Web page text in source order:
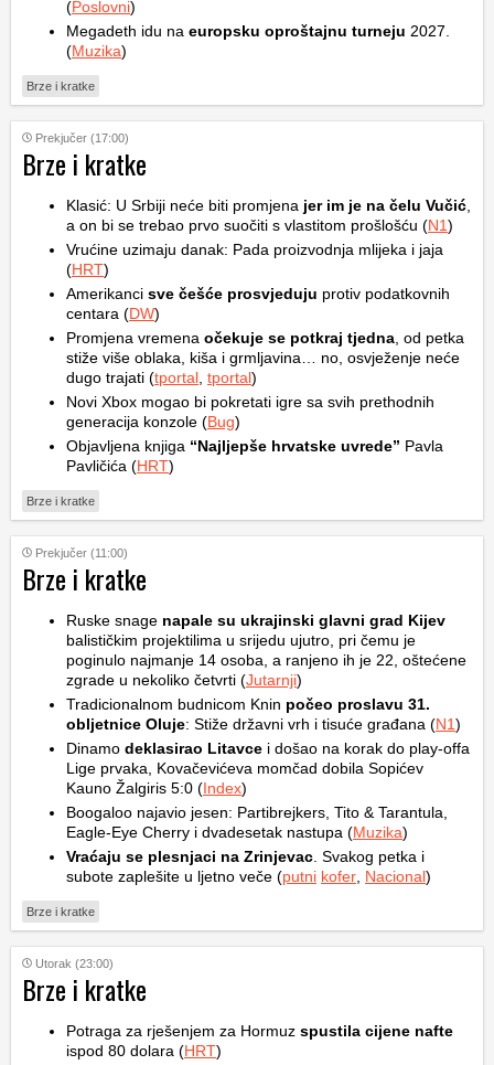
(Poslovni)
Megadeth idu na europsku oproštajnu turneju 2027.
(Muzika)
Brze i kratke
Prekjučer (17:00)
Brze i kratke
Klasić: U Srbiji neće biti promjena jer im je na čelu Vučić
a on bi se trebao prvo suočiti s vlastitom prošlošću (N1)
Vrućine uzimaju danak: Pada proizvodnja mlijeka i jaja
(HRT)
Amerikanci sve češće prosvjeduju protiv podatkovnih
centara (DW)
Promjena vremena očekuje se potkraj tjedna , od petka
stiže više oblaka, kiša i grmljavina… no, osvježenje neće
dugo trajati (tportal tportal)
Novi Xbox mogao bi pokretati igre sa svih prethodnih
generacija konzole (Bug)
Objavljena knjiga “Najljepše hrvatske uvrede” Pavla
Pavličića (HRT)
Brze i kratke
Prekjučer (11:00)
Brze i kratke
Ruske snage napale su ukrajinski glavni grad Kijev
balističkim projektilima u srijedu ujutro, pri čemu je
poginulo najmanje 14 osoba, a ranjeno ih je 22, oštećene
zgrade u nekoliko četvrti (Jutarnji)
Tradicionalnom budnicom Knin počeo proslavu 31.
obljetnice Oluje: Stiže državni vrh i tisuće građana (N1)
Dinamo deklasirao Litavce i došao na korak do play-offa
Lige prvaka, Kovačevićeva momčad dobila Sopićev
Kauno Žalgiris 5:0 (Index)
Boogaloo najavio jesen: Partibrejkers, Tito & Tarantula,
Eagle-Eye Cherry i dvadesetak nastupa (Muzika)
Vraćaju se plesnjaci na Zrinjevac . Svakog petka i
subote zaplešite u ljetno veče (putni kofer Nacional)
Brze i kratke
Utorak (23:00)
Brze i kratke
Potraga za rješenjem za Hormuz spustila cijene nafte
ispod 80 dolara (HRT)